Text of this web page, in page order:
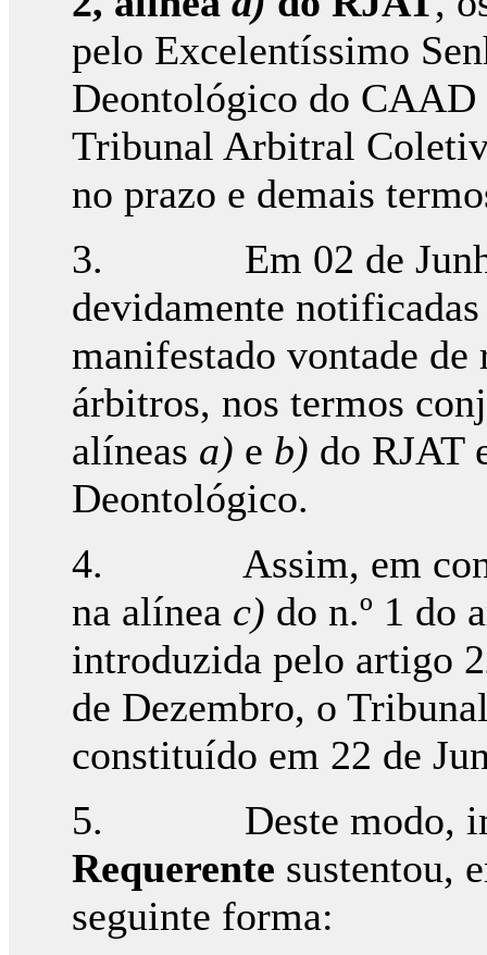
pelo Excelentíssimo
Deontológico do CAAD
Tribunal Arbitral
no prazo e demais
3. Em 02 de Junho
devidamente
manifestado vontade de
árbitros, nos termos
alíneas a) e b) do RJAT
Deontológico.
4. Assim, em
na alínea c) do n.º 1 do
introduzida pelo artigo
de Dezembro, o
constituído em 22 de
5. Deste modo,
Requerente sustentou,
seguinte forma: